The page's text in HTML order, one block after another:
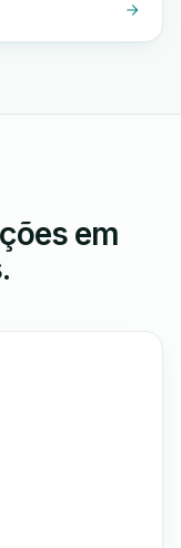
em